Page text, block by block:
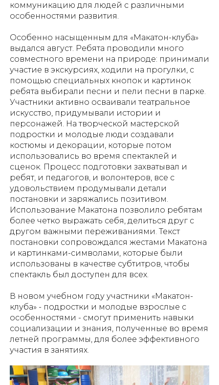
коммуникацию для людей с различными
особенностями развития.
Особенно насыщенным для «Макатон-клуба»
выдался август. Ребята проводили много
совместного времени на природе: принимали
участие в экскурсиях, ходили на прогулки, с
помощью специальных кнопок и картинок
ребята выбирали песни и пели песни в парке.
Участники активно осваивали театральное
искусство, придумывали истории и
персонажей. На творческой мастерской
подростки и молодые люди создавали
костюмы и декорации, которые потом
использовались во время спектаклей и
сценок. Процесс подготовки захватывал и
ребят, и педагогов, и волонтеров, все с
удовольствием продумывали детали
постановки и заряжались позитивом.
Использование Макатона позволило ребятам
более четко выражать себя, делиться друг с
другом важными переживаниями. Текст
постановки сопровождался жестами Макатона
и картинками-символами, которые были
использованы в качестве субтитров, чтобы
спектакль был доступен для всех.
В новом учебном году участники «Макатон-
клуба» - подростки и молодые взрослые с
особенностями - смогут применить навыки
социализации и знания, полученные во время
летней программы, для более эффективного
участия в занятиях.